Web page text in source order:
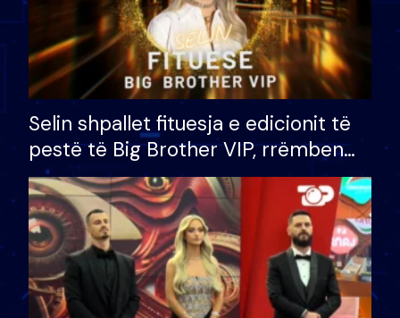
Selin shpallet fituesja e edicionit të
pestë të Big Brother VIP, rrëmben
çmimin e madh prej 100 mijë eurosh